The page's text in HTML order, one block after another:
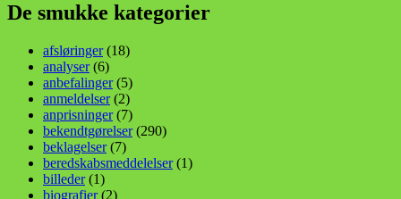
De smukke kategorier
afsløringer(18)
analyser(6)
anbefalinger(5)
anmeldelser(2)
anprisninger(7)
bekendtgørelser(290)
beklagelser(7)
beredskabsmeddelelser(1)
billeder(1)
biografier(2)